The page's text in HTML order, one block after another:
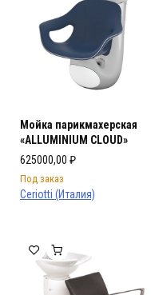
Мойка парикмахерская
«ALLUMINIUM CLOUD»
625000,00 ₽
Под заказ
Ceriotti (Италия)